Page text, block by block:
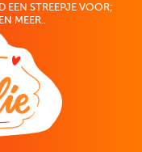
EEN STREEPJE VOOR;
MEER..